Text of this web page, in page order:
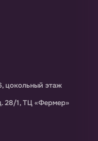
цокольный этаж
28/1, ТЦ «Фермер»